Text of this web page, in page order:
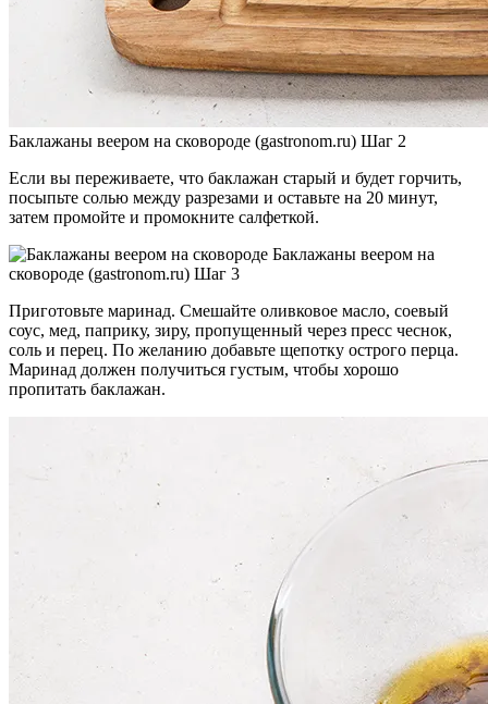
Баклажаны веером на сковороде (gastronom.ru) Шаг 2
Если вы переживаете, что баклажан старый и будет горчить,
посыпьте солью между разрезами и оставьте на 20 минут,
затем промойте и промокните салфеткой.
Баклажаны веером на
сковороде (gastronom.ru) Шаг 3
Приготовьте маринад. Смешайте оливковое масло, соевый
соус, мед, паприку, зиру, пропущенный через пресс чеснок,
соль и перец. По желанию добавьте щепотку острого перца.
Маринад должен получиться густым, чтобы хорошо
пропитать баклажан.